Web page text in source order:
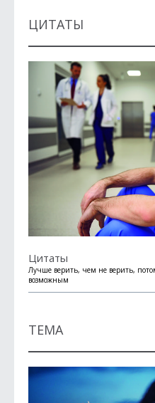
ЦИТАТЫ
Цитаты
Лучше верить, чем не верить,
возможным
ТЕМА